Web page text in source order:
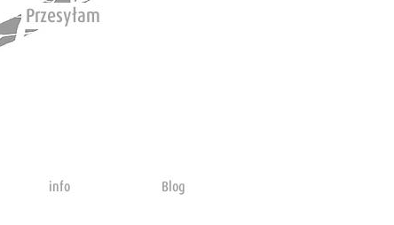
Przesyłam
info Blog